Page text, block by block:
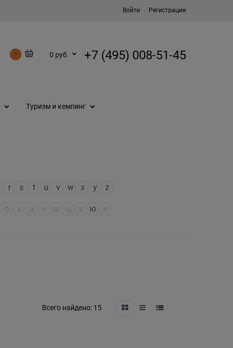
Войти Регистрация
0 0 руб. +7 (495) 008-51-45
Туризм и кемпинг
r s t u v w x y z
ю
Всего найдено: 15